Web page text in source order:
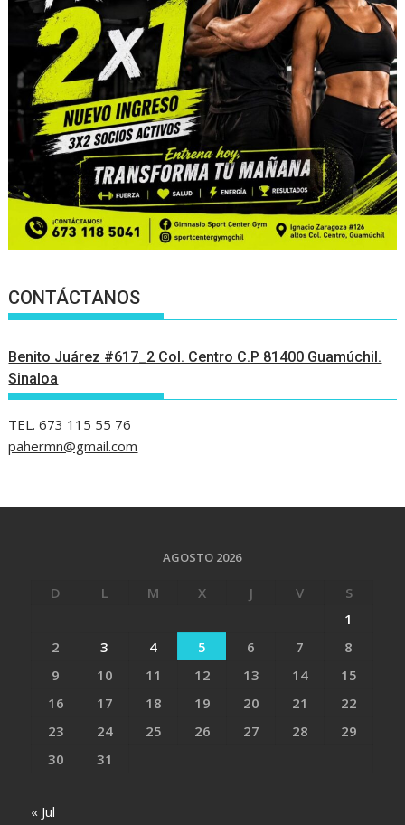
CONTÁCTANOS
Benito Juárez #617_2 Col. Centro C.P 81400 Guamúchil.
Sinaloa
TEL. 673 115 55 76
pahermn@gmail.com
AGOSTO 2026
D L M X J V
S
1
2
3 4 5 6 7
8
9
10 11 12 13 14
15
16
17 18 19 20 21
22
23
24 25 26 27 28
29
30
31
« Jul